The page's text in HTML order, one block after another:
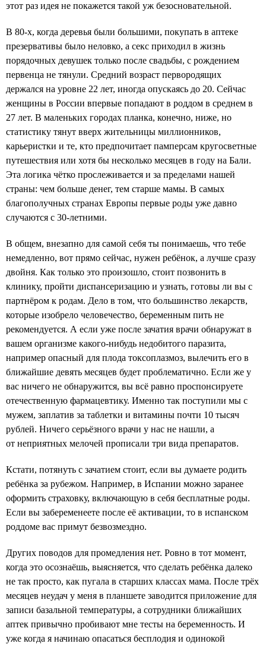
этот раз идея не покажется такой уж безосновательной.
В 80-х, когда деревья были большими, покупать в аптеке
презервативы было неловко, а секс приходил в жизнь
порядочных девушек только после свадьбы, с рождением
первенца не тянули. Средний возраст первородящих
держался на уровне 22 лет, иногда опускаясь до 20. Сейчас
женщины в России впервые попадают в роддом в среднем в
27 лет. В маленьких городах планка, конечно, ниже, но
статистику тянут вверх жительницы миллионников,
карьеристки и те, кто предпочитает памперсам кругосветные
путешествия или хотя бы несколько месяцев в году на Бали.
Эта логика чётко прослеживается и за пределами нашей
страны: чем больше денег, тем старше мамы. В самых
благополучных странах Европы первые роды уже давно
случаются с 30-летними.
В общем, внезапно для самой себя ты понимаешь, что тебе
немедленно, вот прямо сейчас, нужен ребёнок, а лучше сразу
двойня. Как только это произошло, стоит позвонить в
клинику, пройти диспансеризацию и узнать, готовы ли вы с
партнёром к родам. Дело в том, что большинство лекарств,
которые изобрело человечество, беременным пить не
рекомендуется. А если уже после зачатия врачи обнаружат в
вашем организме какого-нибудь недобитого паразита,
например опасный для плода токсоплазмоз, вылечить его в
ближайшие девять месяцев будет проблематично. Если же у
вас ничего не обнаружится, вы всё равно проспонсируете
отечественную фармацевтику. Именно так поступили мы с
мужем, заплатив за таблетки и витамины почти 10 тысяч
рублей. Ничего серьёзного врачи у нас не нашли, а
от неприятных мелочей прописали три вида препаратов.
Кстати, потянуть с зачатием стоит, если вы думаете родить
ребёнка за рубежом. Например, в Испании можно заранее
оформить страховку, включающую в себя бесплатные роды.
Если вы забеременеете после её активации, то в испанском
роддоме вас примут безвозмездно.
Других поводов для промедления нет. Ровно в тот момент,
когда это осознаёшь, выясняется, что сделать ребёнка далеко
не так просто, как пугала в старших классах мама. После трёх
месяцев неудач у меня в планшете заводится приложение для
записи базальной температуры, а сотрудники ближайших
аптек привычно пробивают мне тесты на беременность. И
уже когда я начинаю опасаться бесплодия и одинокой